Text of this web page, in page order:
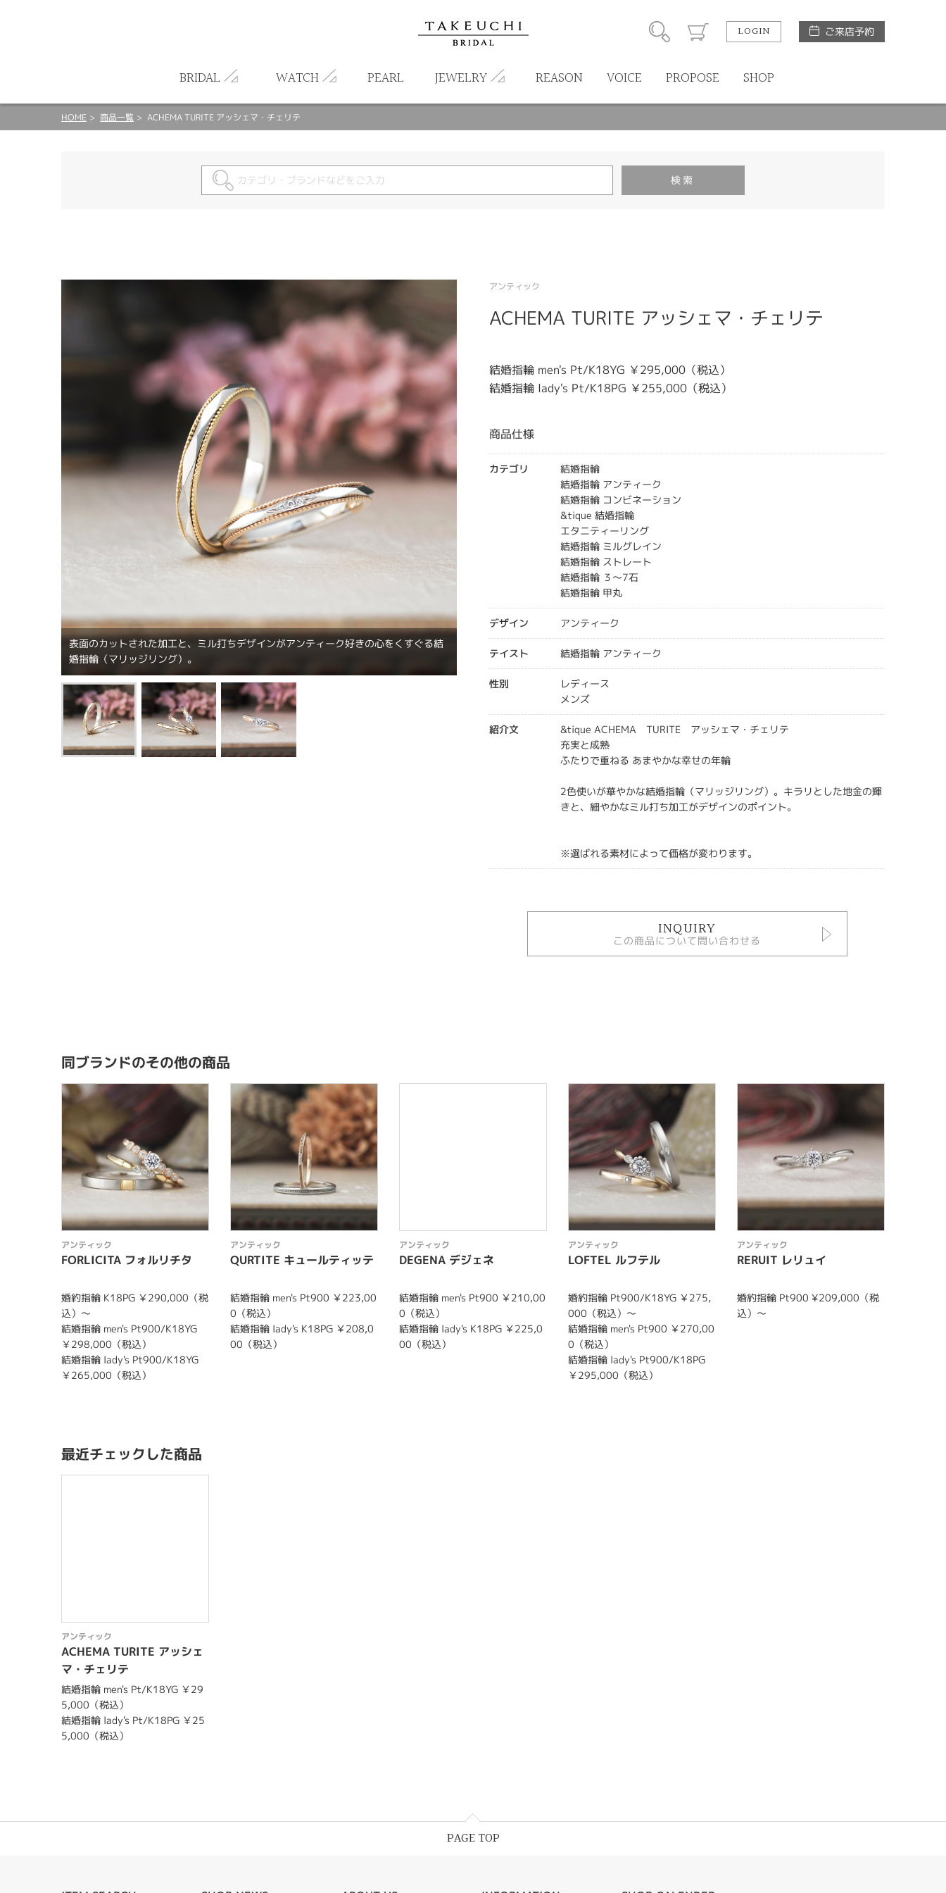
LOGIN ご来店予約
BRIDAL WATCH PEARL JEWELRY REASON VOICE PROPOSE SHOP
HOME 商品一覧 ACHEMA TURITE アッシェマ・チェリテ
表面のカットされた加工と、ミル打ちデザインがアンティーク好きの心をくすぐる結
婚指輪（マリッジリング）。
アンティック
ACHEMA TURITE アッシェマ・チェリテ
結婚指輪 men's Pt/K18YG ￥295,000（税込）
結婚指輪 lady's Pt/K18PG ￥255,000（税込）
商品仕様
カテゴリ
結婚指輪
結婚指輪 アンティーク
結婚指輪 コンビネーション
&tique 結婚指輪
エタニティーリング
結婚指輪 ミルグレイン
結婚指輪 ストレート
結婚指輪 ３～7石
結婚指輪 甲丸
デザイン アンティーク
テイスト 結婚指輪 アンティーク
性別
レディース
メンズ
紹介文
&tique ACHEMA TURITE アッシェマ・チェリテ
充実と成熟
ふたりで重ねる あまやかな幸せの年輪
2色使いが華やかな結婚指輪（マリッジリング）。キラリとした地金の輝
きと、細やかなミル打ち加工がデザインのポイント。
※選ばれる素材によって価格が変わります。
INQUIRY
この商品について問い合わせる
同ブランドのその他の商品
アンティック
FORLICITA フォルリチタ
婚約指輪 K18PG ￥290,000（税
込）～
結婚指輪 men's Pt900/K18YG
￥298,000（税込）
結婚指輪 lady's Pt900/K18YG
￥265,000（税込）
アンティック
QURTITE キュールティッテ
結婚指輪 men's Pt900 ￥223,00
0（税込）
結婚指輪 lady's K18PG ￥208,0
00（税込）
アンティック
DEGENA デジェネ
結婚指輪 men's Pt900 ￥210,00
0（税込）
結婚指輪 lady's K18PG ￥225,0
00（税込）
アンティック
LOFTEL ルフテル
婚約指輪 Pt900/K18YG ￥275,
000（税込）～
結婚指輪 men's Pt900 ￥270,00
0（税込）
結婚指輪 lady's Pt900/K18PG
￥295,000（税込）
アンティック
RERUIT レリュイ
婚約指輪 Pt900 ¥209,000（税
込）～
最近チェックした商品
アンティック
ACHEMA TURITE アッシェ
マ・チェリテ
結婚指輪 men's Pt/K18YG ￥29
5,000（税込）
結婚指輪 lady's Pt/K18PG ￥25
5,000（税込）
PAGE TOP